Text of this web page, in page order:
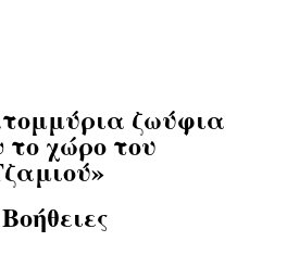
ζωύφια
χώρο του